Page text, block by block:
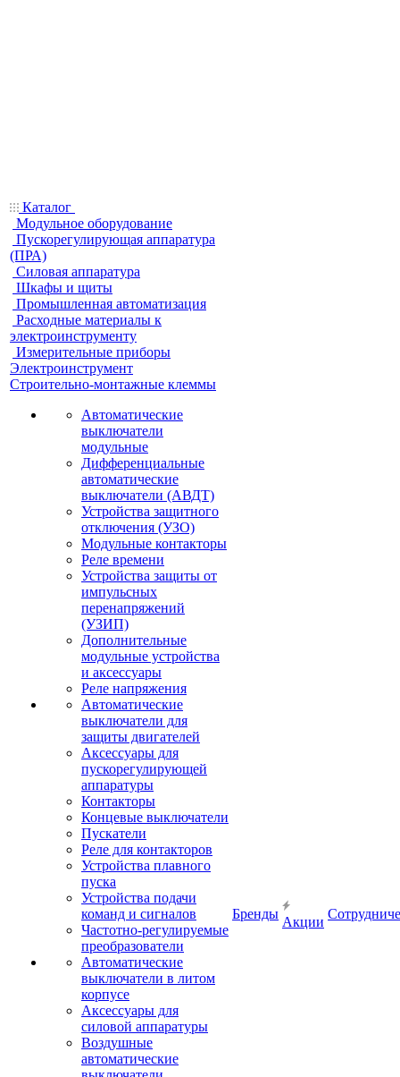
Каталог
Модульное оборудование
Пускорегулирующая аппаратура
(ПРА)
Силовая аппаратура
Шкафы и щиты
Промышленная автоматизация
Расходные материалы к
электроинструменту
Измерительные приборы
Электроинструмент
Строительно-монтажные клеммы
Автоматические
выключатели
модульные
Дифференциальные
автоматические
выключатели (АВДТ)
Устройства защитного
отключения (УЗО)
Модульные контакторы
Реле времени
Устройства защиты от
импульсных
перенапряжений
(УЗИП)
Дополнительные
модульные устройства
и аксессуары
Реле напряжения
Автоматические
выключатели для
защиты двигателей
Аксессуары для
пускорегулирующей
аппаратуры
Контакторы
Концевые выключатели
Пускатели
Реле для контакторов
Устройства плавного
пуска
Устройства подачи
команд и сигналов
Частотно-регулируемые
преобразователи
Автоматические
выключатели в литом
корпусе
Аксессуары для
силовой аппаратуры
Воздушные
автоматические
Бренды
Акции